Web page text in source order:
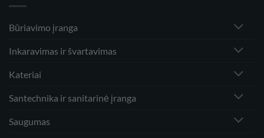
Būriavimo įranga
Inkaravimas ir švartavimas
Kateriai
Santechnika ir sanitarinė įranga
Saugumas